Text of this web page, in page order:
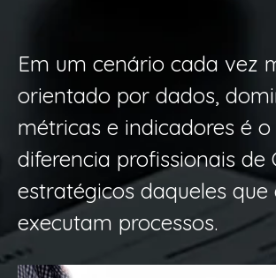
Em um cenário cada vez
orientado por dados,
métricas e indicadores é o
diferencia profissionais de
estratégicos daqueles que
executam processos.